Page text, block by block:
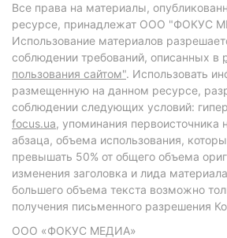
Все права на материалы,
ресурсе, принадлежат ООО "ФОКУС
Использование материалов
соблюдении требований, описанных в
пользования сайтом". Использовать
размещенную на данном ресурсе,
соблюдении следующих условий:
focus.ua, упоминания первоисточника
абзаца, объема использования,
превышать 50% от общего объема
изменения заголовка и лида
большего объема текста возможно
получения письменного разрешения
ООО «ФОКУС МЕДИА»